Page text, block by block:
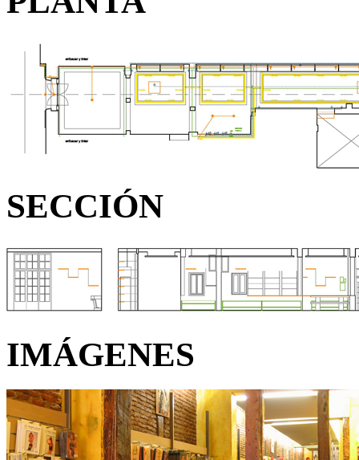
SECCIÓN
IMÁGENES